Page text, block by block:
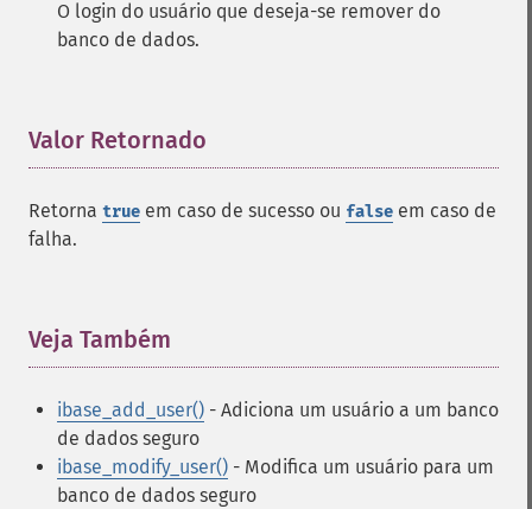
O login do usuário que deseja-se remover do
banco de dados.
Valor Retornado
Retorna true em caso de sucesso ou false em caso de
falha.
Veja Também
ibase_add_user() - Adiciona um usuário a um banco
de dados seguro
ibase_modify_user() - Modifica um usuário para um
banco de dados seguro